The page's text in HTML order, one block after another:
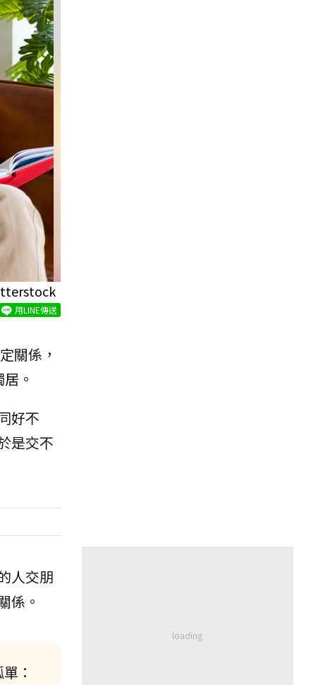
用LINE傳送
關係，
。
好不
是交不
人交朋
係。
：